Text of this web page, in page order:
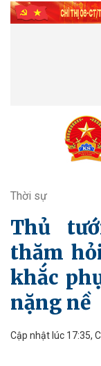
Thời sự
Thủ
thăm
khắc
nặng nề
Cập nhật lúc 17:35,